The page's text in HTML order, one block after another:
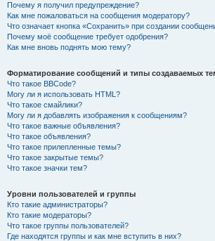
Почему я получил предупреждение?
Как мне пожаловаться на сообщения модератору?
Что означает кнопка «Сохранить» при создании
Почему моё сообщение требует одобрения?
Как мне вновь поднять мою тему?
Форматирование сообщений и типы создаваемых
Что такое BBCode?
Могу ли я использовать HTML?
Что такое смайлики?
Могу ли я добавлять изображения к сообщениям?
Что такое важные объявления?
Что такое объявления?
Что такое прилепленные темы?
Что такое закрытые темы?
Что такое значки тем?
Уровни пользователей и группы
Кто такие администраторы?
Кто такие модераторы?
Что такое группы пользователей?
Где находятся группы и как мне вступить в них?